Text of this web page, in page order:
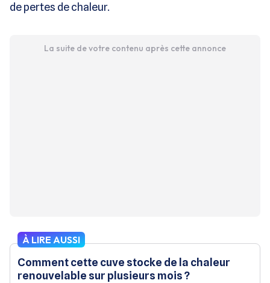
de pertes de chaleur.
La suite de votre contenu après cette annonce
À LIRE AUSSI
Comment cette cuve stocke de la chaleur
renouvelable sur plusieurs mois ?